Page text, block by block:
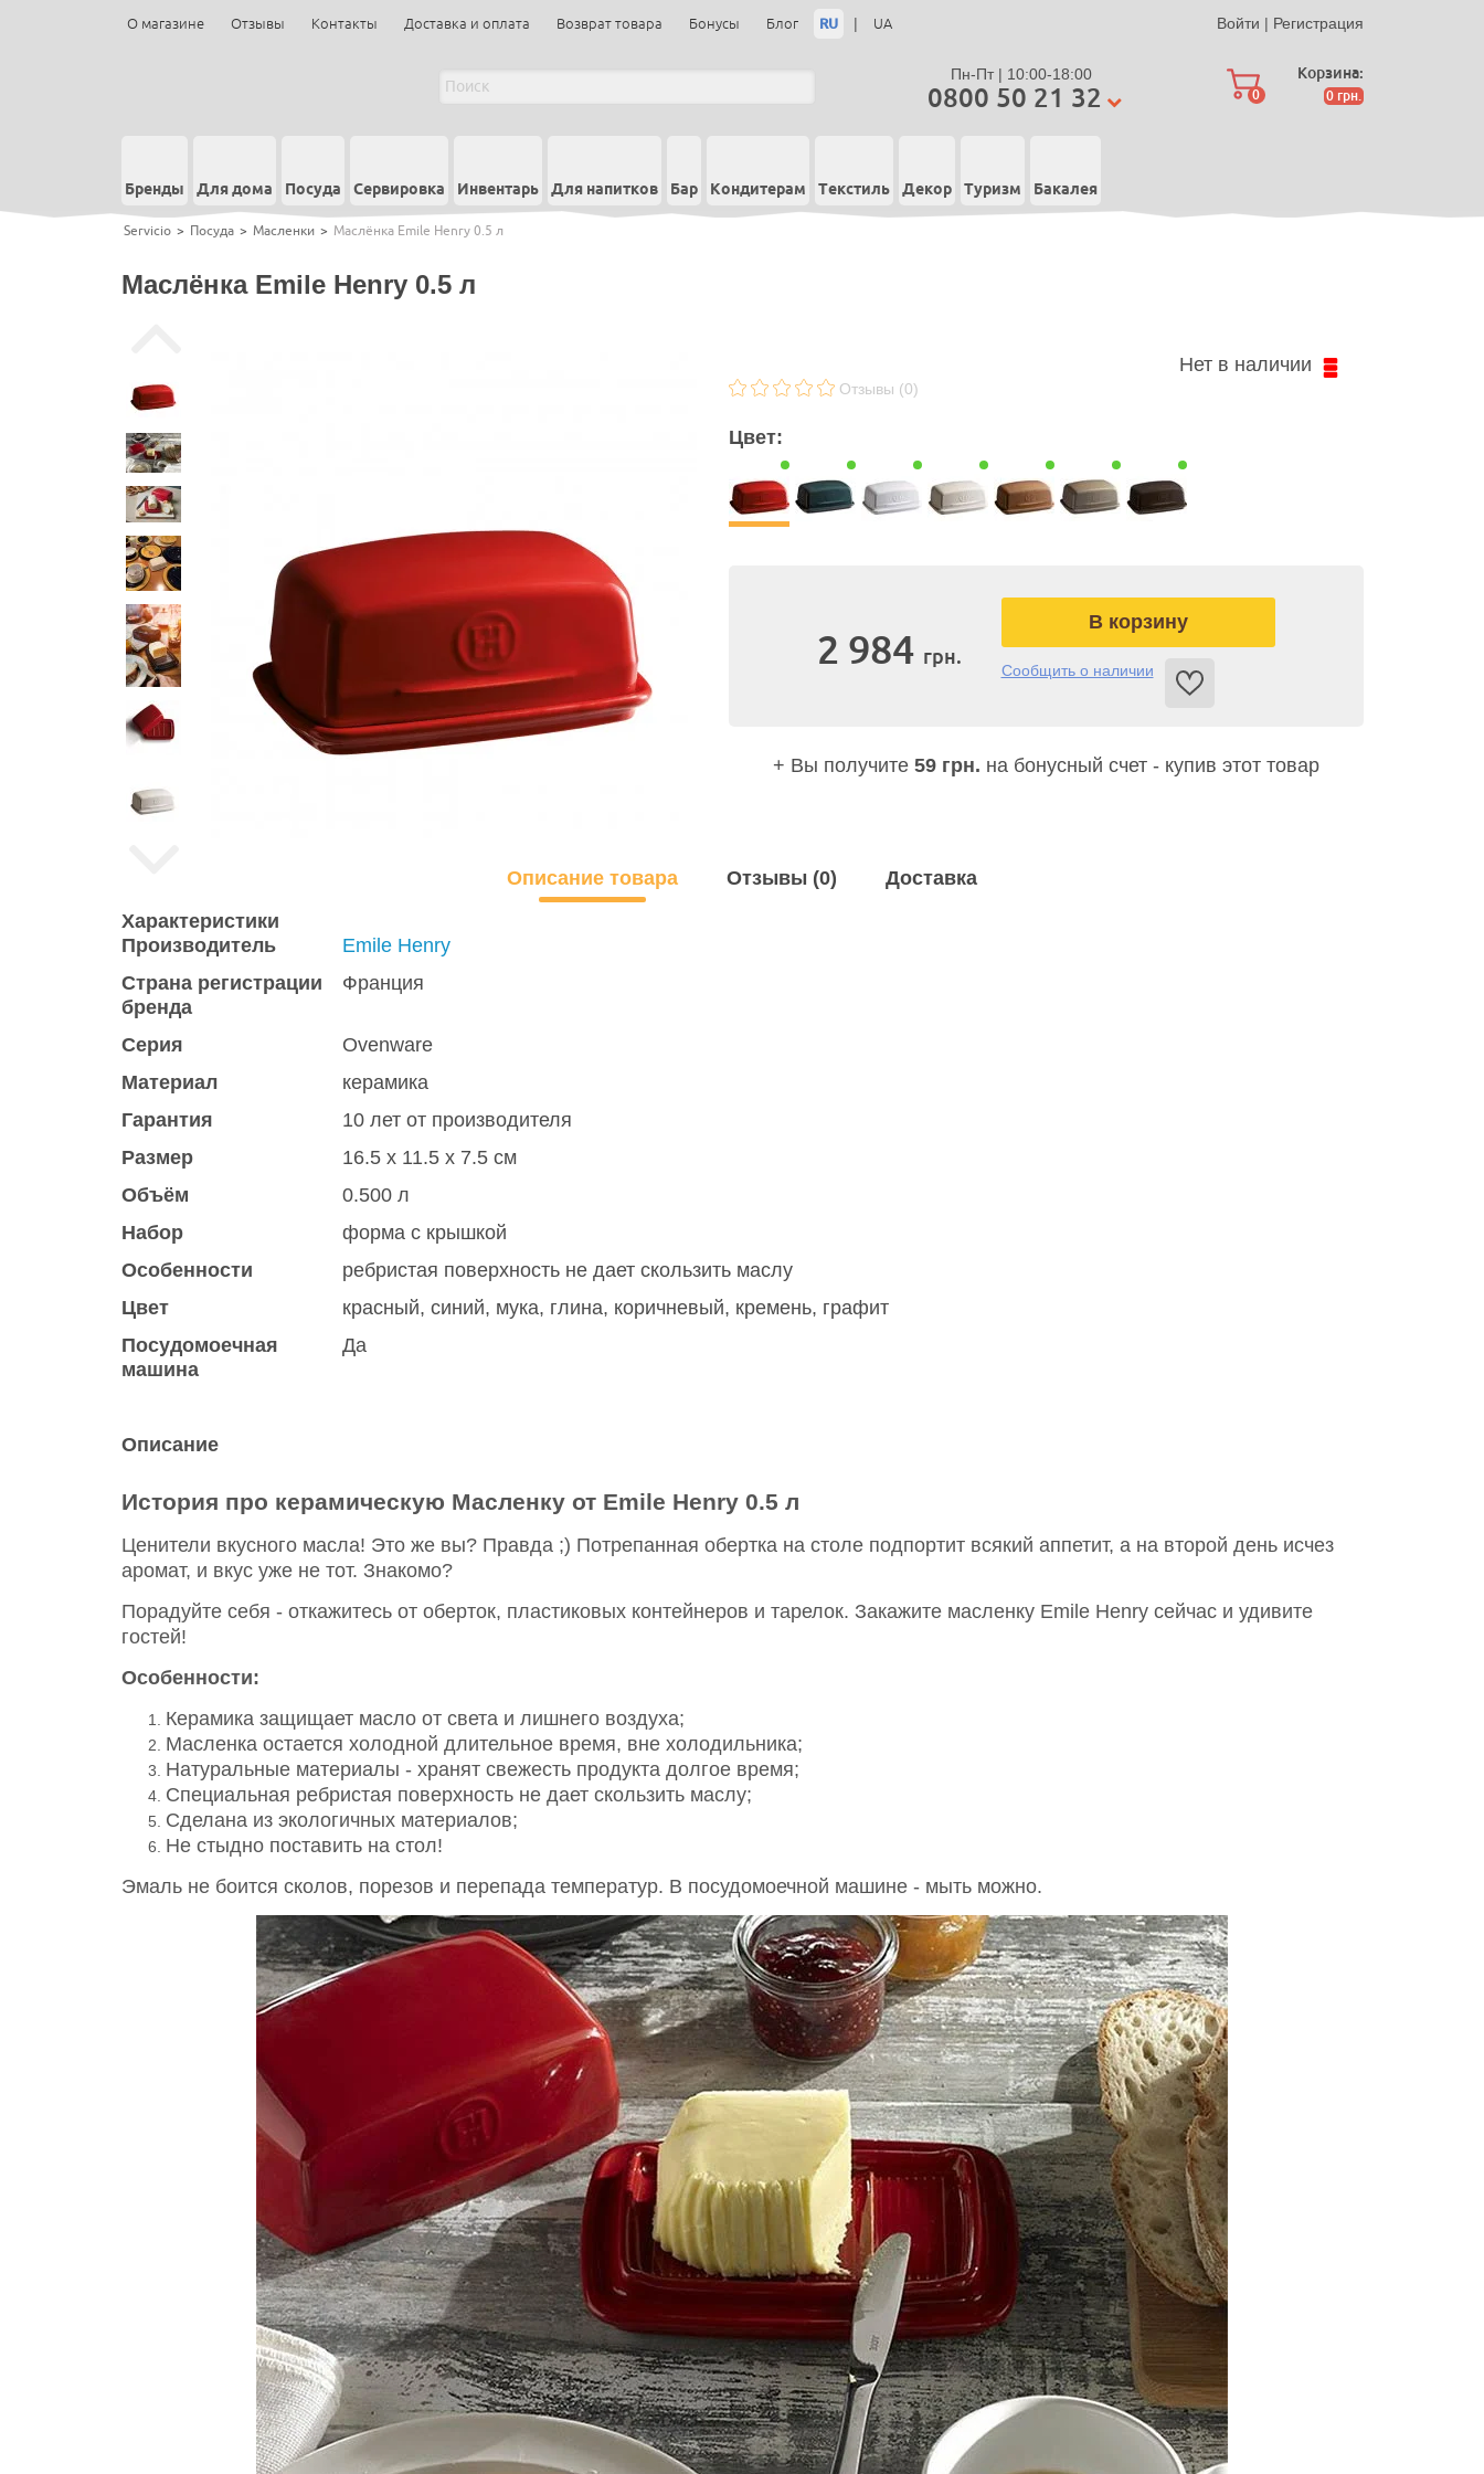
О магазине Отзывы Контакты Доставка и оплата Возврат товара Бонусы Блог RU | UA Войти | Регистрация
Пн-Пт | 10:00-18:00
0800 50 21 32 0
Корзина:
0 грн.
Бренды Для дома Посуда Сервировка Инвентарь Для напитков Бар Кондитерам Текстиль Декор Туризм Бакалея
Servicio > Посуда > Масленки > Маслёнка Emile Henry 0.5 л
Маслёнка Emile Henry 0.5 л
Нет в наличии
Отзывы (0)
Цвет:
2 984 грн.
Сообщить о наличии
+ Вы получите 59 грн. на бонусный счет - купив этот товар
Описание товара Отзывы (0)
Доставка
Характеристики
Производитель
Emile Henry
Страна регистрации
бренда
Франция
Серия
Ovenware
Материал
керамика
Гарантия
10 лет от производителя
Размер
16.5 x 11.5 x 7.5 см
Объём
0.500 л
Набор
форма с крышкой
Особенности
ребристая поверхность не дает скользить маслу
Цвет
красный, синий, мука, глина, коричневый, кремень, графит
Посудомоечная
машина
Да
Описание
История про керамическую Масленку от Emile Henry 0.5 л
Ценители вкусного масла! Это же вы? Правда ;) Потрепанная обертка на столе подпортит всякий аппетит, а на второй день исчез
аромат, и вкус уже не тот. Знакомо?
Порадуйте себя - откажитесь от оберток, пластиковых контейнеров и тарелок. Закажите масленку Emile Henry сейчас и удивите
гостей!
Особенности:
Керамика защищает масло от света и лишнего воздуха;
Масленка остается холодной длительное время, вне холодильника;
Натуральные материалы - хранят свежесть продукта долгое время;
Специальная ребристая поверхность не дает скользить маслу;
Сделана из экологичных материалов;
Не стыдно поставить на стол!
Эмаль не боится сколов, порезов и перепада температур. В посудомоечной машине - мыть можно.